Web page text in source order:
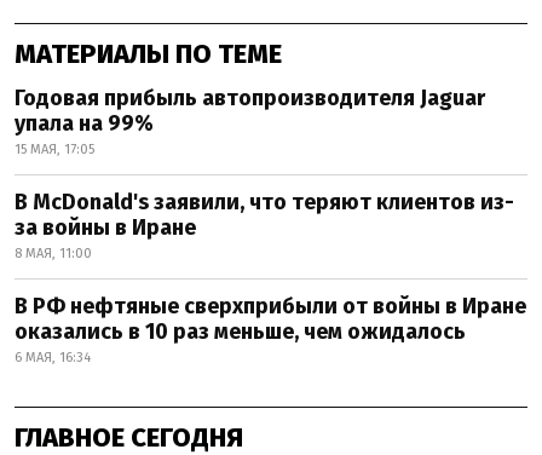
МАТЕРИАЛЫ ПО ТЕМЕ
Годовая прибыль автопроизводителя Jaguar
упала на 99%
15 МАЯ, 17:05
В McDonald's заявили, что теряют клиентов из-
за войны в Иране
8 МАЯ, 11:00
В РФ нефтяные сверхприбыли от войны в Иране
оказались в 10 раз меньше, чем ожидалось
6 МАЯ, 16:34
ГЛАВНОЕ СЕГОДНЯ